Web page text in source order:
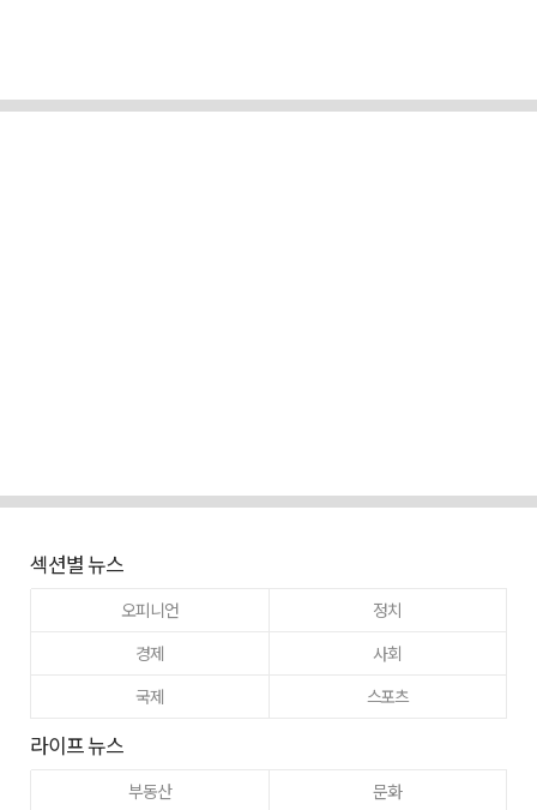
섹션별 뉴스
오피니언
정치
경제
사회
국제
스포츠
라이프 뉴스
부동산 문화